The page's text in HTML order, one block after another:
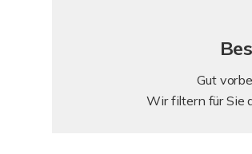
Gut
Wir filtern für Sie